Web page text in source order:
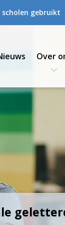
scholen gebruikt
Over